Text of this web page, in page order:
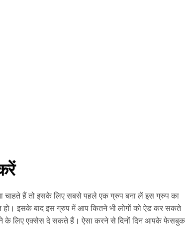
हैं तो इसके लिए सबसे पहले एक ग्रुप बना लें इस ग्रुप का
इसके बाद इस ग्रुप में आप कितने भी लोगों को ऐड कर सकते
के लिए एक्सेस दे सकते हैं। ऐसा करने से दिनों दिन आपके फेसबुक